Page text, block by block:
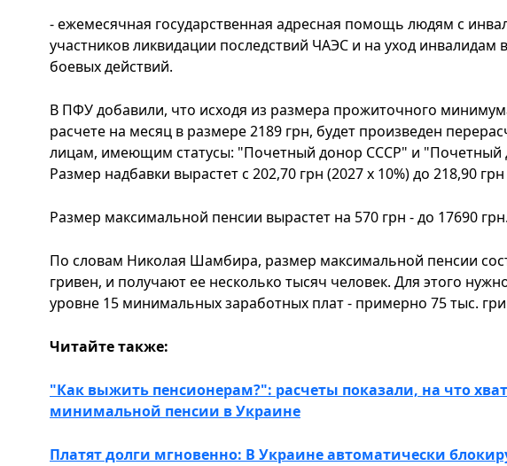
- ежемесячная государственная адресная помощь людям с
участников ликвидации последствий ЧАЭС и на уход инвалидам
боевых действий.
В ПФУ добавили, что исходя из размера прожиточного
расчете на месяц в размере 2189 грн, будет произведен
лицам, имеющим статусы: "Почетный донор СССР" и "Почетный
Размер надбавки вырастет с 202,70 грн (2027 х 10%) до 218,90 грн
Размер максимальной пенсии вырастет на 570 грн - до 17690 грн.
По словам Николая Шамбира, размер максимальной пенсии
гривен, и получают ее несколько тысяч человек. Для этого
уровне 15 минимальных заработных плат - примерно 75 тыс.
Читайте также:
"Как выжить пенсионерам?": расчеты показали, на что
минимальной пенсии в Украине
Платят долги мгновенно: В Украине автоматически